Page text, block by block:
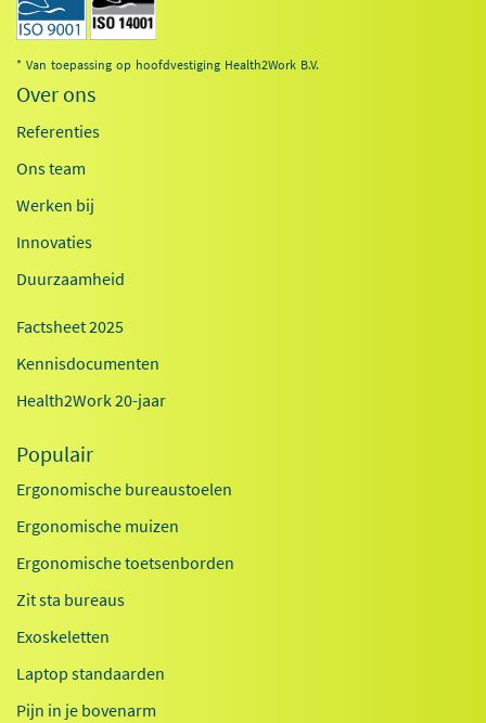
* Van toepassing op hoofdvestiging Health2Work B.V.
Over ons
Referenties
Ons team
Werken bij
Innovaties
Duurzaamheid
Factsheet 2025
Kennisdocumenten
Health2Work 20-jaar
Populair
Ergonomische bureaustoelen
Ergonomische muizen
Ergonomische toetsenborden
Zit sta bureaus
Exoskeletten
Laptop standaarden
Pijn in je bovenarm